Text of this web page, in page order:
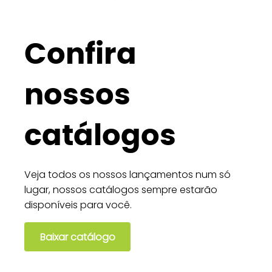
Confira
nossos
catálogos
Veja todos os nossos lançamentos num só
lugar, nossos catálogos sempre estarão
disponíveis para você.
Baixar catálogo